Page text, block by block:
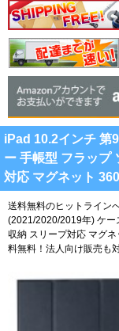
iPad 10.2インチ 第
ー 手帳型 フラップ
対応 マグネット
送料無料のヒットライン
(2021/2020/2019年) ケー
収納 スリープ対応 マグ
料無料！法人向け販売も